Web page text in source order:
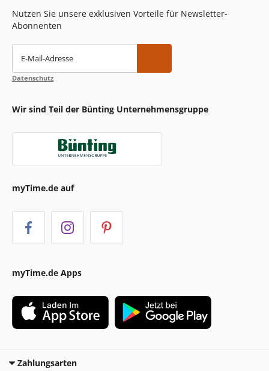
Nutzen Sie unsere exklusiven Vorteile für Newsletter-
Abonnenten
E-Mail-Adresse
Datenschutz
Wir sind Teil der Bünting Unternehmensgruppe
myTime.de auf
myTime.de Apps
Zahlungsarten